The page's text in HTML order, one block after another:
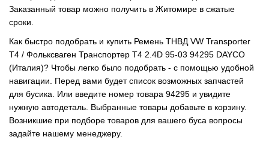
Заказанный товар можно получить в Житомире в сжатые
сроки.
Как быстро подобрать и купить Ремень ТНВД VW Transporter
T4 / Фольксваген Транспортер Т4 2.4D 95-03 94295 DAYCO
(Италия)? Чтобы легко было подобрать - с помощью удобной
навигации. Перед вами будет список возможных запчастей
для бусика. Или введите номер товара 94295 и увидите
нужную автодеталь. Выбранные товары добавьте в корзину.
Возникшие при подборе товаров для вашего буса вопросы
задайте нашему менеджеру.